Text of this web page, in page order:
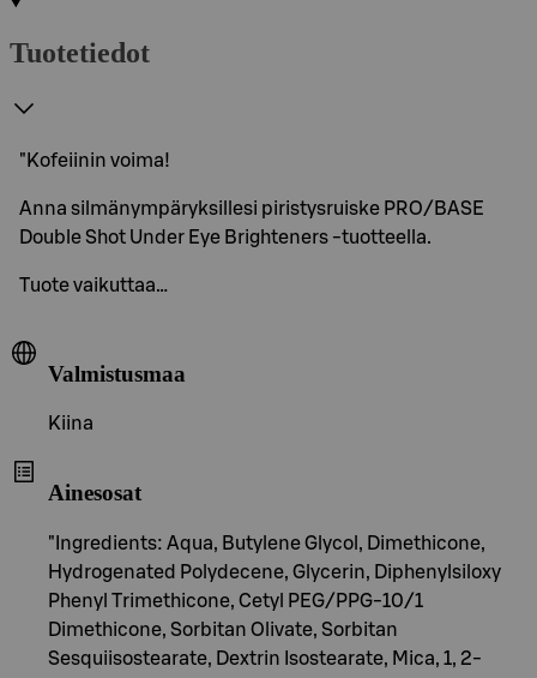
Tuotetiedot
"Kofeiinin voima!
Anna silmänympäryksillesi piristysruiske PRO/BASE
Double Shot Under Eye Brighteners -tuotteella.
Tuote vaikuttaa…
Valmistusmaa
Kiina
Ainesosat
"Ingredients: Aqua, Butylene Glycol, Dimethicone,
Hydrogenated Polydecene, Glycerin, Diphenylsiloxy
Phenyl Trimethicone, Cetyl PEG/PPG-10/1
Dimethicone, Sorbitan Olivate, Sorbitan
Sesquiisostearate, Dextrin Isostearate, Mica, 1, 2-